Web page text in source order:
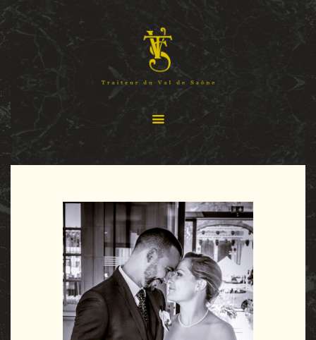
ACCUEIL
Panneau de gestion des cookies